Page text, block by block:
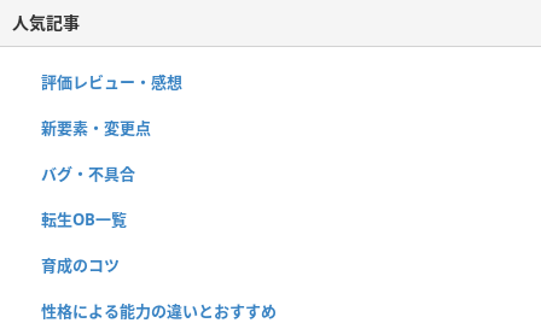
人気記事
評価レビュー・感想
新要素・変更点
バグ・不具合
転生OB一覧
育成のコツ
性格による能力の違いとおすすめ